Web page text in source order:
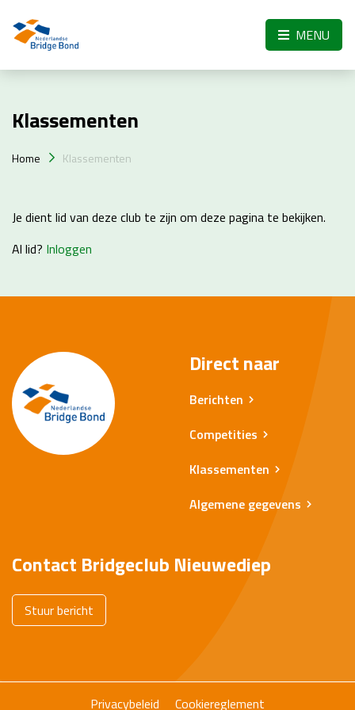
MENU
Klassementen
Home Klassementen
Je dient lid van deze club te zijn om deze pagina te bekijken.
Al lid? Inloggen
Direct naar
Berichten
Competities
Klassementen
Algemene gegevens
Contact Bridgeclub Nieuwediep
Stuur bericht
Privacybeleid Cookiereglement